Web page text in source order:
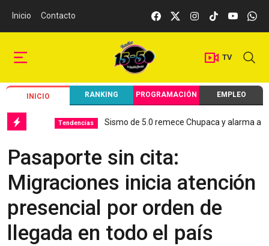
Inicio Contacto
TV
INICIO RANKING PROGRAMACIÓN EMPLEO
Tendencias Sismo de 5.0 remece Chupaca y alarma a Junín
Pasaporte sin cita:
Migraciones inicia atención
presencial por orden de
llegada en todo el país